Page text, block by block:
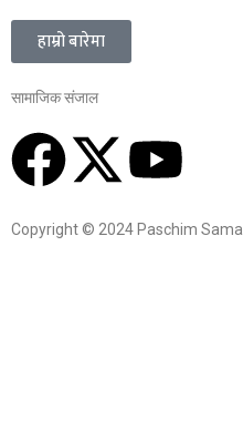
हाम्रो बारेमा
सामाजिक संजाल
Copyright © 2024 Paschim